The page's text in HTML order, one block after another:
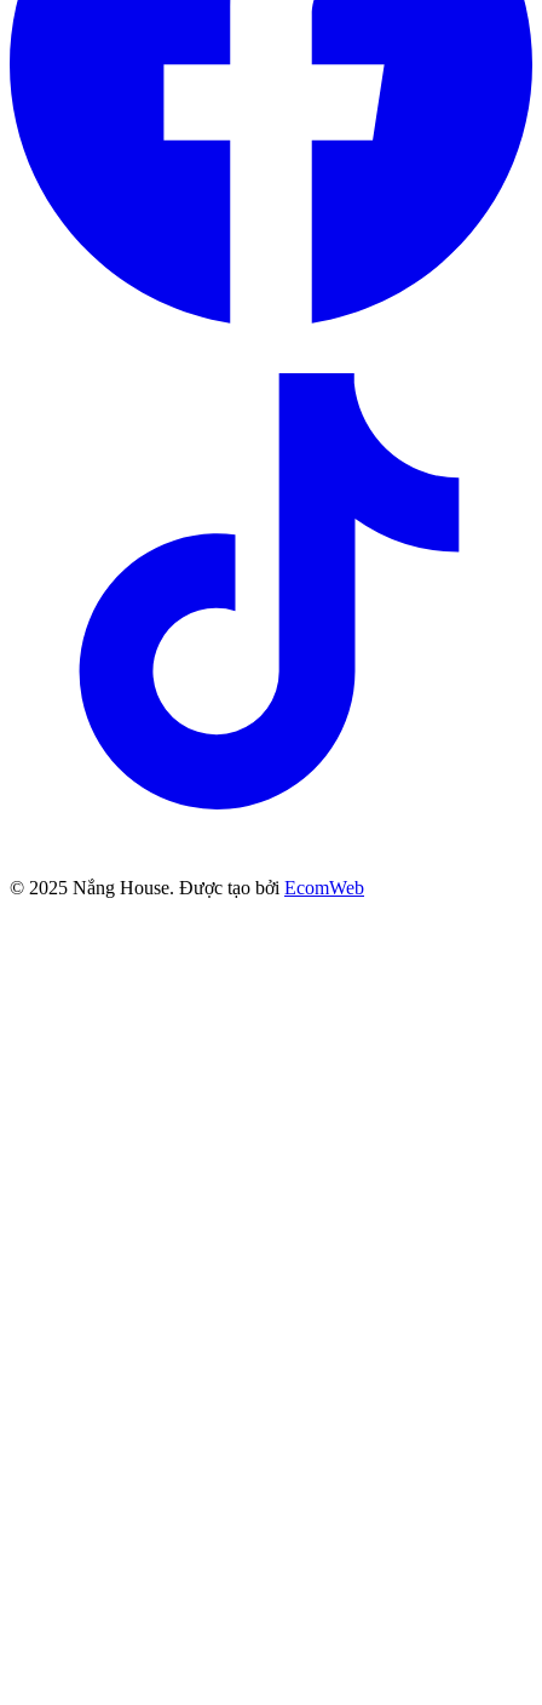
© 2025 Nắng House. Được tạo bởi EcomWeb